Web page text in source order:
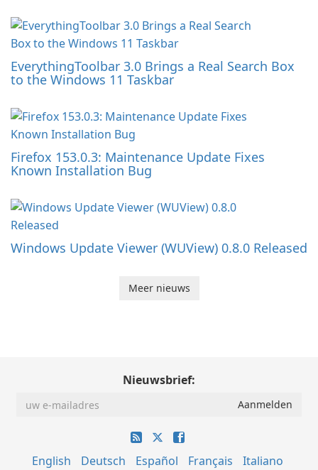
EverythingToolbar 3.0 Brings a Real Search Box
to the Windows 11 Taskbar
Firefox 153.0.3: Maintenance Update Fixes
Known Installation Bug
Windows Update Viewer (WUView) 0.8.0 Released
Meer nieuws
Nieuwsbrief:
English Deutsch Español Français
Italiano